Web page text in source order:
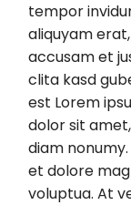
tempor
aliquyam
accusam et
clita kasd
est Lorem
dolor sit
diam
et dolore
voluptua. At